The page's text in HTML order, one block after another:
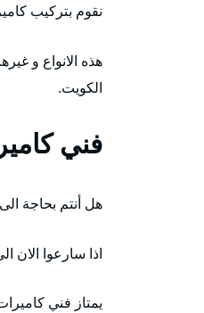
نقوم بتركيب
هذه الانواع و
الكويت.
فني
هل أنتم بحاجة
اذا سارعوا
يمتاز فني